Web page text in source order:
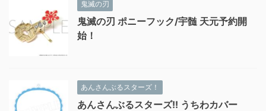
鬼滅の刃
鬼滅の刃 ポニーフック/宇髄 天元予約開
始！
あんさんぶるスターズ！
あんさんぶるスターズ!! うちわカバー